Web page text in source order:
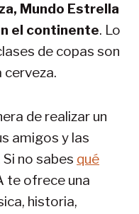
Mundo Estrella
el continente. Lo
de copas son
cerveza.
de realizar un
amigos y las
no sabes qué
te ofrece una
historia,